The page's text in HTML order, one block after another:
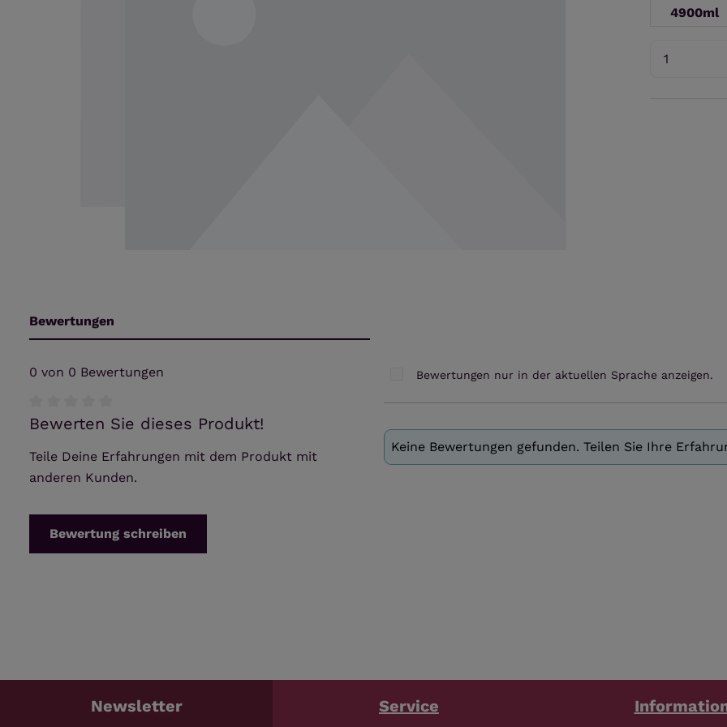
4900ml
Bewertungen
0 von 0 Bewertungen
Durchschnittliche Bewertung von 0 von 5 Sternen
Bewerten Sie dieses Produkt!
Teile Deine Erfahrungen mit dem Produkt mit
anderen Kunden.
Bewertung schreiben
Bewertungen nur in der aktuellen Sprache anzeigen.
Keine Bewertungen gefunden. Teilen Sie Ihre
Newsletter Service